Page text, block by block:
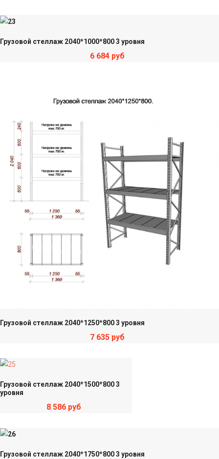
Грузовой стеллаж 2040*1000*800 3 уровня
6 684 руб
Грузовой стеллаж 2040*1250*800 3 уровня
7 635 руб
Грузовой стеллаж 2040*1500*800 3
уровня
8 586 руб
Грузовой стеллаж 2040*1750*800 3 уровня